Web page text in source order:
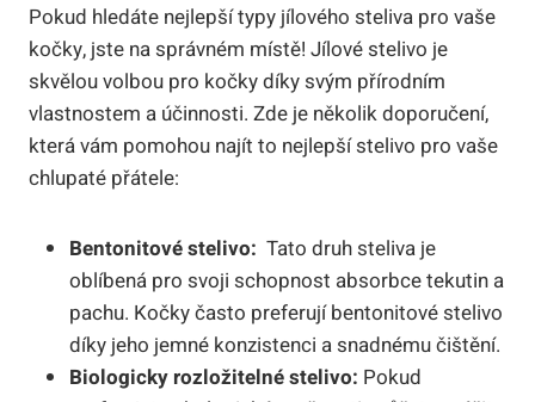
Pokud ‌hledáte nejlepší typy jílového steliva pro vaše
⁤kočky, jste na⁢ správném místě! Jílové stelivo je
skvělou ​volbou pro kočky díky svým přírodním
vlastnostem a‍ účinnosti. Zde je několik doporučení,⁣
která vám pomohou ⁤najít to⁣ nejlepší stelivo pro ‍vaše
chlupaté přátele:
Bentonitové stelivo: ⁢ Tato⁣ druh steliva je
oblíbená‌ pro svoji schopnost absorbce⁣ tekutin‍ a
pachu.​ Kočky⁤ často preferují bentonitové stelivo
‍díky jeho jemné konzistenci‌ a snadnému čištění.
Biologicky rozložitelné stelivo: Pokud